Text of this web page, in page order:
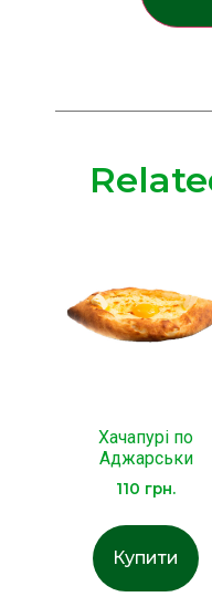
Хачапурі по
Аджарськи
110 грн.
Купити